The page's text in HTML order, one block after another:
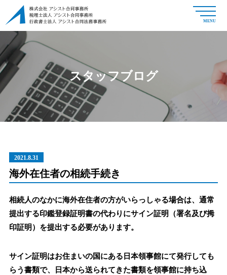
MENU
スタッフブログ
2021.8.31
海外在住者の相続手続き
相続人のなかに海外在住者の方がいらっしゃる場合は、通常
提出する印鑑登録証明書の代わりにサイン証明（署名及び拇
印証明）を提出する必要があります。
サイン証明はお住まいの国にある日本領事館にて発行しても
らう書類で、日本から送られてきた書類を領事館に持ち込